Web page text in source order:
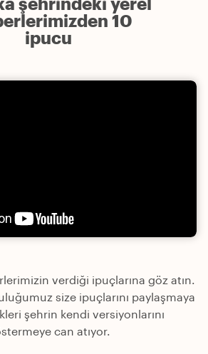
10
ipucu
verdiği ipuçlarına göz atın.
size ipuçlarını paylaşmaya
şehrin kendi versiyonlarını
can atıyor.